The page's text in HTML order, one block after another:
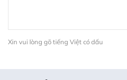
Xin vui lòng gõ tiếng Việt có dấu